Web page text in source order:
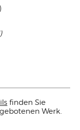
finden Sie
Werk.